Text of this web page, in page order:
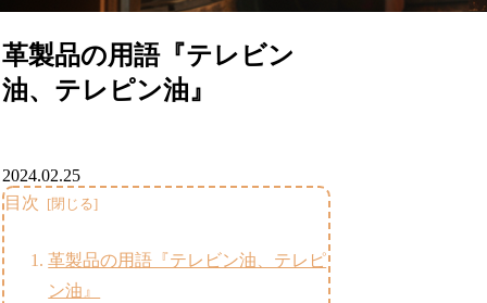
革製品の用語『テレビン
油、テレピン油』
2024.02.25
目次
革製品の用語『テレビン油、テレピ
ン油』